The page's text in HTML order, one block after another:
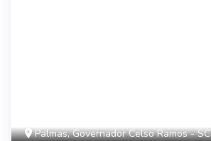
Palmas, Governador Celso Ramos - SC